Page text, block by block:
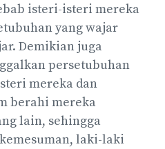
isteri-isteri mereka
yang wajar
Demikian juga
persetubuhan
mereka dan
berahi mereka
lain, sehingga
laki-laki